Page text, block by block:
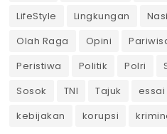
LifeStyle
Lingkungan
Olah Raga
Opini
Peristiwa
Politik Polri
Sosok
TNI Tajuk essai
kebijakan
korupsi